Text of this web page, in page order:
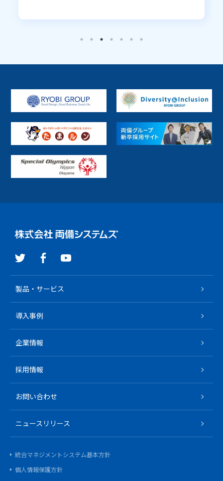
ミドルウェア開発・基盤
地方公共 電車／バス インフラ
生産ライン
提供サービス
受託開発
ファンド
R-Cloud クラウドインテグレーション
製品・サービス
導入事例
企業情報
採用情報
お問い合わせ
ニュースリリース
統合マネジメントシステム基本方針
個人情報保護方針